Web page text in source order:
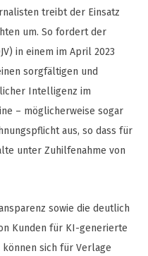
treibt der Einsatz
um. So fordert der
in einem im April 2023
sorgfältigen und
Intelligenz im
– möglicherweise sogar
aus, so dass für
unter Zuhilfenahme von
sowie die deutlich
Kunden für KI-generierte
sich für Verlage